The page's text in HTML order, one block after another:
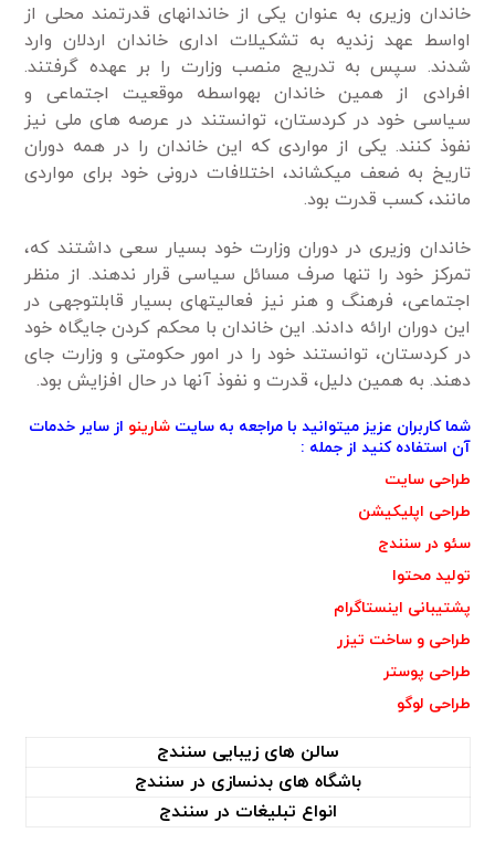
خاندان وزیری به­ عنوان یکی از خاندان­های قدرتمند محلی از
اواسط عهد زندیه به تشکیلات اداری خاندان اردلان وارد
شدند. سپس به­ تدریج منصب وزارت را بر عهده گرفتند.
افرادی از همین خاندان به­واسطه موقعیت اجتماعی و
سیاسی خود در کردستان، توانستند در عرصه ­های ملی نیز
نفوذ کنند. یکی از مواردی که این خاندان را در همه دوران
تاریخ به ضعف می­کشاند، اختلافات درونی خود برای مواردی
مانند، کسب قدرت بود.
خاندان وزیری در دوران وزارت خود بسیار سعی داشتند که،
تمرکز خود را تنها صرف مسائل سیاسی قرار ندهند. از منظر
اجتماعی، فرهنگ و هنر نیز فعالیت­های بسیار قابل­توجهی در
این دوران ارائه دادند. این خاندان با محکم کردن جایگاه خود
در کردستان، توانستند خود را در امور حکومتی و وزارت جای
دهند. به همین دلیل، قدرت و نفوذ آن­ها در حال افزایش بود.
شما کاربران عزیز میتوانید با مراجعه به سایت شارینو از سایر خدمات
آن استفاده کنید از جمله :
طراحی سایت
طراحی اپلیکیشن
سئو در سنندج
تولید محتوا
پشتیبانی اینستاگرام
طراحی و ساخت تیزر
طراحی پوستر
طراحی لوگو
سالن های زیبایی سنندج
باشگاه های بدنسازی در سنندج
انواع تبلیغات در سنندج